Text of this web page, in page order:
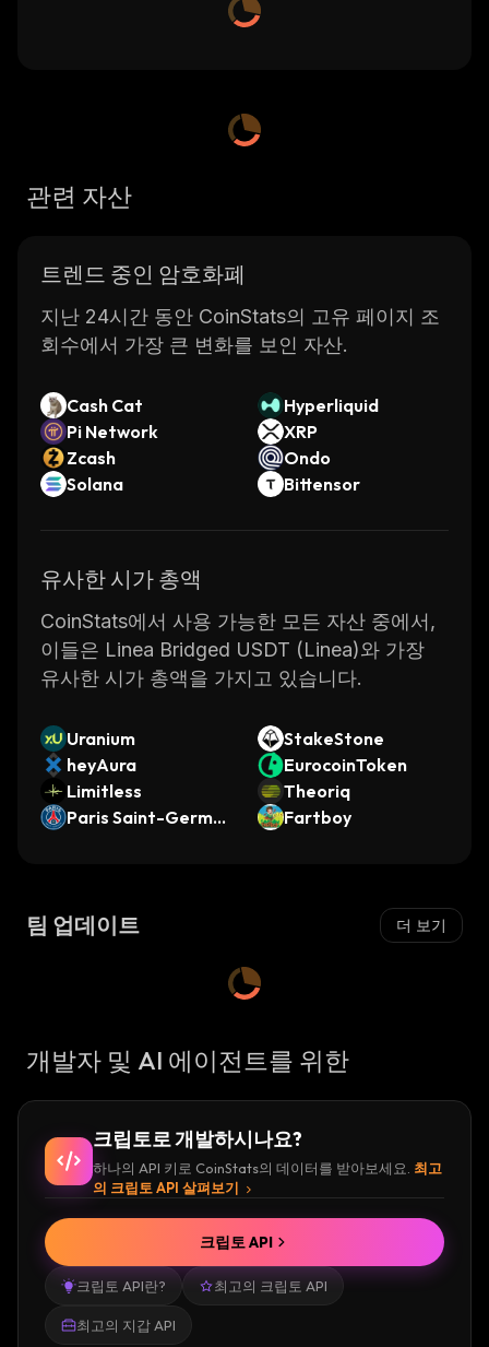
관련 자산
트렌드 중인 암호화폐
지난 24시간 동안 CoinStats의 고유 페이지 조
회수에서 가장 큰 변화를 보인 자산.
Cash Cat
Hyperliquid
Pi Network
XRP
Zcash
Ondo
Solana
Bittensor
유사한 시가 총액
CoinStats에서 사용 가능한 모든 자산 중에서,
이들은 Linea Bridged USDT (Linea)와 가장
유사한 시가 총액을 가지고 있습니다.
Uranium
StakeStone
heyAura
EurocoinToken
Limitless
Theoriq
Paris Saint-Germai
Fartboy
팀 업데이트 더 보기
개발자 및 AI 에이전트를 위한
크립토로 개발하시나요?
하나의 API 키로 CoinStats의 데이터를 받아보세요. 최고
의 크립토 API 살펴보기
크립토 API란? 최고의 크립토 API
최고의 지갑 API
크립토 API